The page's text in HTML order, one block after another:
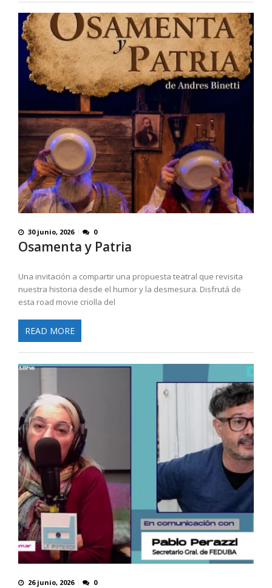
30 junio, 2026 0
Osamenta y Patria
Una invitación a compartir una propuesta teatral que revisita
nuestra historia desde el humor y la desmesura. Disfrutá de
esta road movie criolla del
READ MORE
26 junio, 2026 0